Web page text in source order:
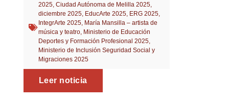
2025, Ciudad Autónoma de Melilla 2025,
diciembre 2025, EducArte 2025, ERG 2025,
IntegrArte 2025, María Mansilla – artista de
música y teatro, Ministerio de Educación
Deportes y Formación Profesional 2025,
Ministerio de Inclusión Seguridad Social y
Migraciones 2025
Leer noticia